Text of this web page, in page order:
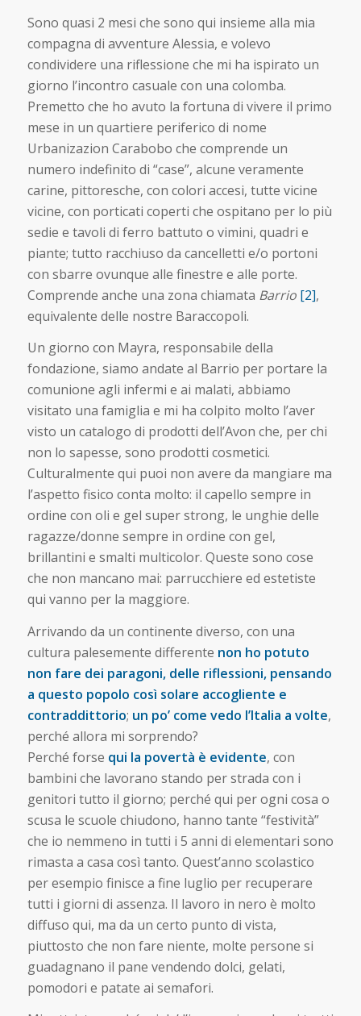
Sono quasi 2 mesi che sono qui insieme alla mia
compagna di avventure Alessia, e volevo
condividere una riflessione che mi ha ispirato un
giorno l’incontro casuale con una colomba.
Premetto che ho avuto la fortuna di vivere il primo
mese in un quartiere periferico di nome
Urbanizazion Carabobo che comprende un
numero indefinito di “case”, alcune veramente
carine, pittoresche, con colori accesi, tutte vicine
vicine, con porticati coperti che ospitano per lo più
sedie e tavoli di ferro battuto o vimini, quadri e
piante; tutto racchiuso da cancelletti e/o portoni
con sbarre ovunque alle finestre e alle porte.
Comprende anche una zona chiamata Barrio [2],
equivalente delle nostre Baraccopoli.
Un giorno con Mayra, responsabile della
fondazione, siamo andate al Barrio per portare la
comunione agli infermi e ai malati, abbiamo
visitato una famiglia e mi ha colpito molto l’aver
visto un catalogo di prodotti dell’Avon che, per chi
non lo sapesse, sono prodotti cosmetici.
Culturalmente qui puoi non avere da mangiare ma
l’aspetto fisico conta molto: il capello sempre in
ordine con oli e gel super strong, le unghie delle
ragazze/donne sempre in ordine con gel,
brillantini e smalti multicolor. Queste sono cose
che non mancano mai: parrucchiere ed estetiste
qui vanno per la maggiore.
Arrivando da un continente diverso, con una
cultura palesemente differente non ho potuto
non fare dei paragoni, delle riflessioni, pensando
a questo popolo così solare accogliente e
contraddittorio; un po’ come vedo l’Italia a volte,
perché allora mi sorprendo?
Perché forse qui la povertà è evidente, con
bambini che lavorano stando per strada con i
genitori tutto il giorno; perché qui per ogni cosa o
scusa le scuole chiudono, hanno tante “festività”
che io nemmeno in tutti i 5 anni di elementari sono
rimasta a casa così tanto. Quest’anno scolastico
per esempio finisce a fine luglio per recuperare
tutti i giorni di assenza. Il lavoro in nero è molto
diffuso qui, ma da un certo punto di vista,
piuttosto che non fare niente, molte persone si
guadagnano il pane vendendo dolci, gelati,
pomodori e patate ai semafori.